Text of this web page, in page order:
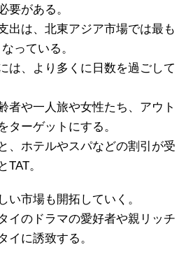
要がある。
出は、北東アジア市場では最も
っている。
は、より多くに日数を過ごして
者や一人旅や女性たち、アウト
ターゲットにする。
、ホテルやスパなどの割引が受
。
い市場も開拓していく。
イのドラマの愛好者や親リッチ
イに誘致する。